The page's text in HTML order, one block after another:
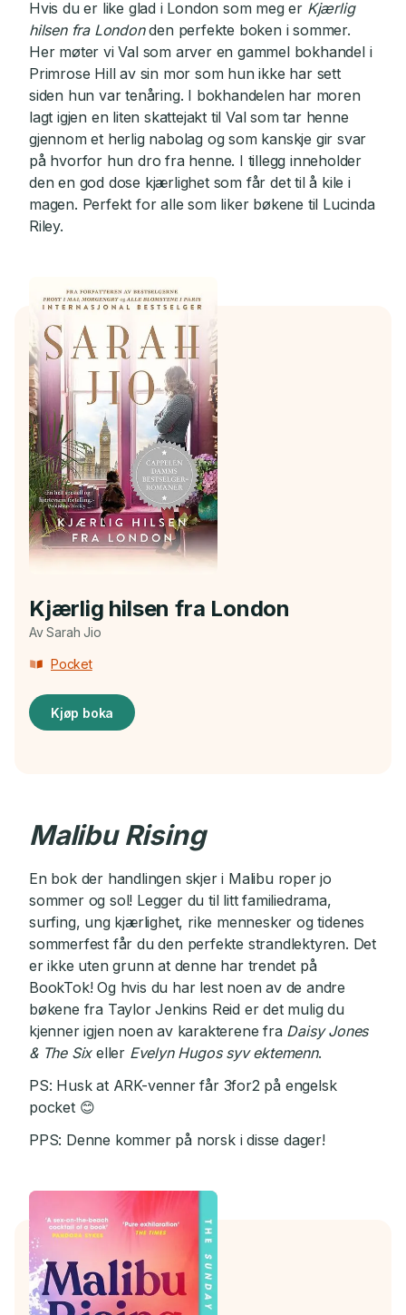
Hvis du er like glad i London som meg er Kjærlig
hilsen fra Londonden perfekte boken i sommer.
Her møter vi Val som arver en gammel bokhandel i
Primrose Hill av sin mor som hun ikke har sett
siden hun var tenåring. I bokhandelen har moren
lagt igjen en liten skattejakt til Val som tar henne
gjennom et herlig nabolag og som kanskje gir svar
på hvorfor hun dro fra henne. I tillegg inneholder
den en god dose kjærlighet som får det til å kile i
magen. Perfekt for alle som liker bøkene til Lucinda
Riley.
Kjærlig hilsen fra London
Av Sarah Jio
Pocket
Kjøp boka
Malibu Rising
En bok der handlingen skjer i Malibu roper jo
sommer og sol! Legger du til litt familiedrama,
surfing, ung kjærlighet, rike mennesker og tidenes
sommerfest får du den perfekte strandlektyren. Det
er ikke uten grunn at denne har trendet på
BookTok! Og hvis du har lest noen av de andre
bøkene fra Taylor Jenkins Reid er det mulig du
kjenner igjen noen av karakterene fra Daisy Jones
& The Sixeller Evelyn Hugos syv ektemenn.
PS: Husk at ARK-venner får 3for2 på engelsk
pocket 😊
PPS: Denne kommer på norsk i disse dager!